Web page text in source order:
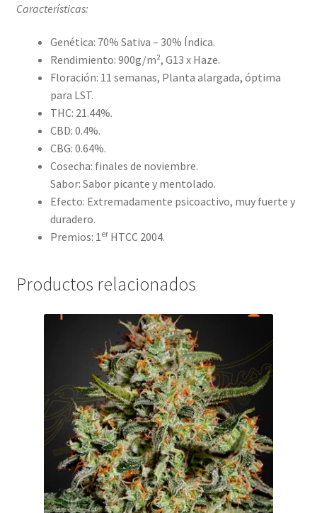
Características:
Genética: 70% Sativa – 30% Índica.
Rendimiento: 900g/m², G13 x Haze.
Floración: 11 semanas, Planta alargada, óptima
para LST.
THC: 21.44%.
CBD: 0.4%.
CBG: 0.64%.
Cosecha: finales de noviembre.
Sabor: Sabor picante y mentolado.
Efecto: Extremadamente psicoactivo, muy fuerte y
duradero.
Premios: 1erHTCC 2004.
Productos relacionados